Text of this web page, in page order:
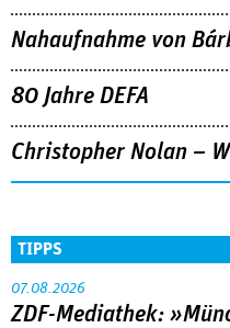
Nahaufnahme von
80 Jahre DEFA
Christopher Nolan –
TIPPS
07.08.2026
ZDF-Mediathek: